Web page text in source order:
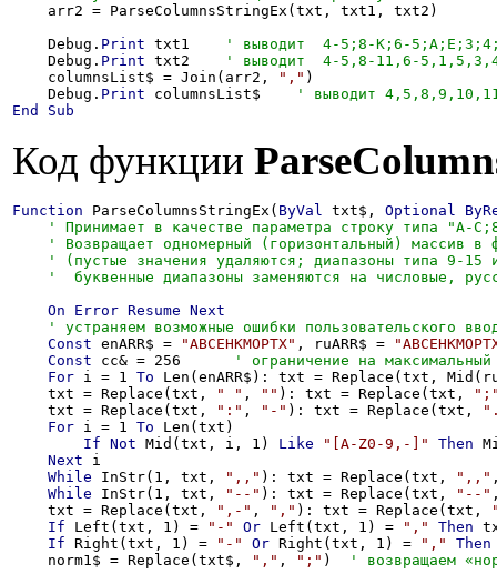
    arr2 = ParseColumnsStringEx(txt, txt1, txt2)
    Debug.
Print txt1
    Debug.
Print txt2
    columnsList$ = Join(arr2,
"," )
    Debug.
Print columnsList$
End
Sub
Код функции
Function ParseColumnsStringEx( ByVal txt$, Optional
On Error Resume Next
Const enARR$ = "ABCEHKMOPTX" , ruARR$ =
Const cc& = 256
For i = 1 To Len(enARR$): txt = Replace(txt,
    txt = Replace(txt,
" " , "" ): txt = Replace(txt,
    txt = Replace(txt,
":" , "-" ): txt = Replace(txt,
For i = 1 To Len(txt)
If Not Mid(txt, i, 1) Like "[A-Z0-9,-]" Then
Next i
While InStr(1, txt, ",," ): txt = Replace(txt, ",,"
While InStr(1, txt, "--" ): txt = Replace(txt, "--"
    txt = Replace(txt,
",-" , "," ): txt = Replace(txt,
If Left(txt, 1) = "-" Or Left(txt, 1) = "," Then
If Right(txt, 1) = "-" Or Right(txt, 1) = "," Then
    norm1$ = Replace(txt$,
"," , ";" )